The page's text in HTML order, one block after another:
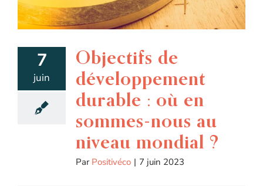
7
juin
Objectifs de
développement
durable : où en
sommes-nous au
niveau mondial ?
Par Positivéco | 7 juin 2023